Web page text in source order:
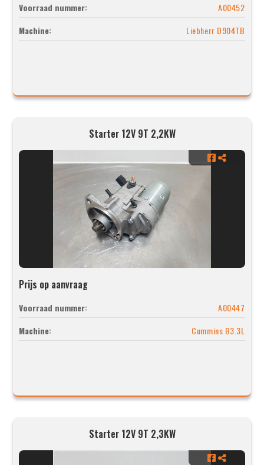
Voorraad nummer:
A00452
Machine:
Liebherr D904TB
Starter 12V 9T 2,2KW
Prijs op aanvraag
Voorraad nummer:
A00447
Machine:
Cummins B3.3L
Starter 12V 9T 2,3KW